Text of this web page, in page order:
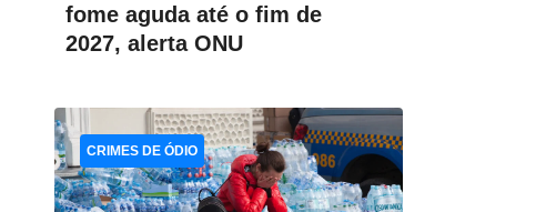
fome aguda até o fim de
2027, alerta ONU
CRIMES DE ÓDIO